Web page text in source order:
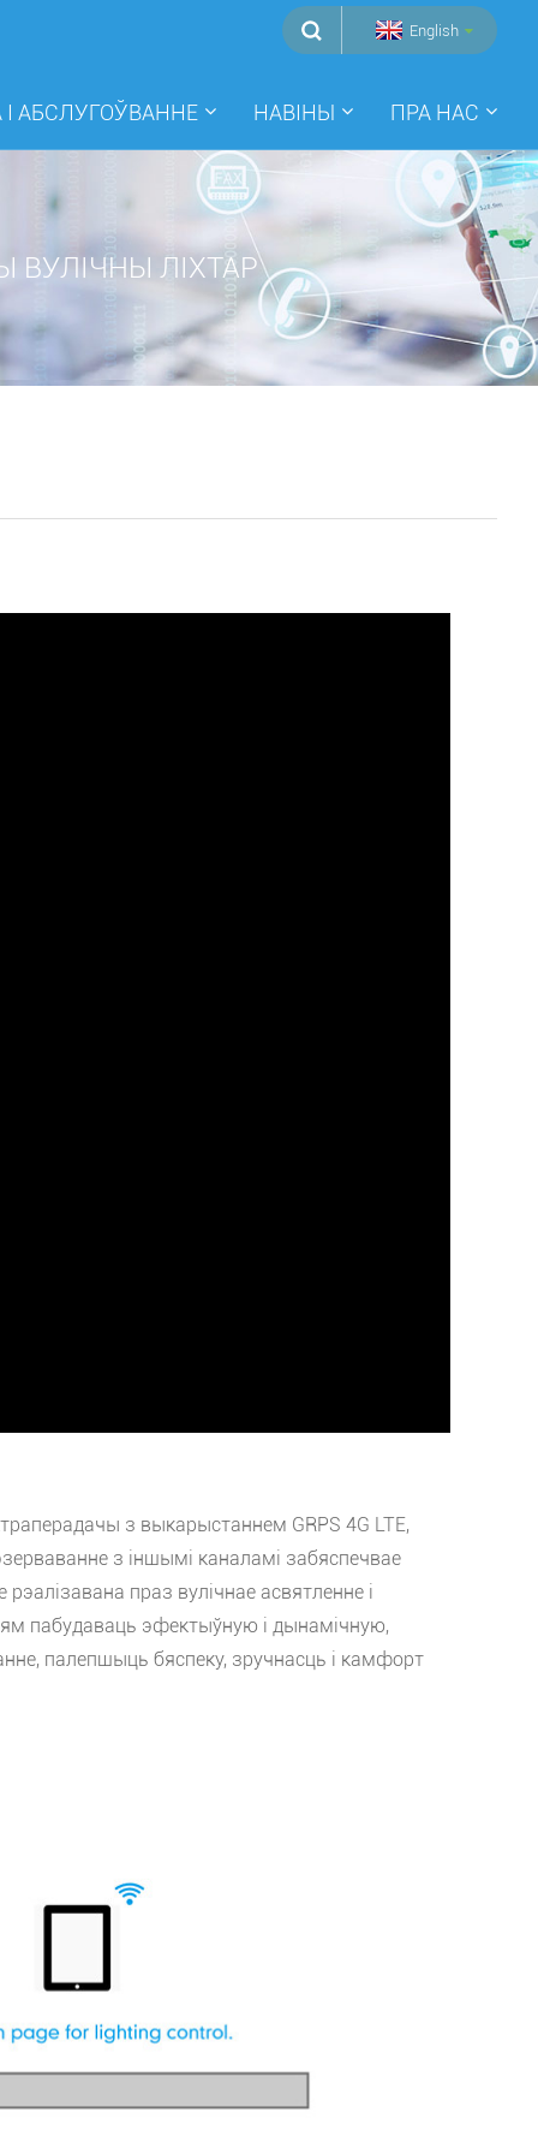
English
АБСЛУГОЎВАННЕ НАВІНЫ ПРА НАС
ВУЛІЧНЫ ЛІХТАР
з выкарыстаннем GRPS 4G LTE,
з іншымі каналамі забяспечвае
праз вулічнае асвятленне і
пабудаваць эфектыўную і дынамічную,
палепшыць бяспеку, зручнасць і камфорт